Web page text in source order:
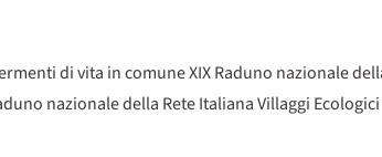
di vita in comune XIX Raduno nazionale
nazionale della Rete Italiana Villaggi Ecologici